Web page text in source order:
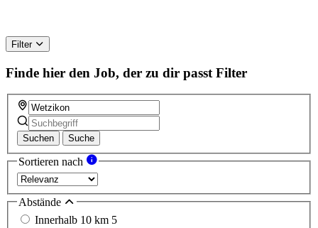
Filter
Finde hier den Job, der zu dir passt Filter
Suchen Suche
Sortieren nach
Abstände
Innerhalb 10 km 5